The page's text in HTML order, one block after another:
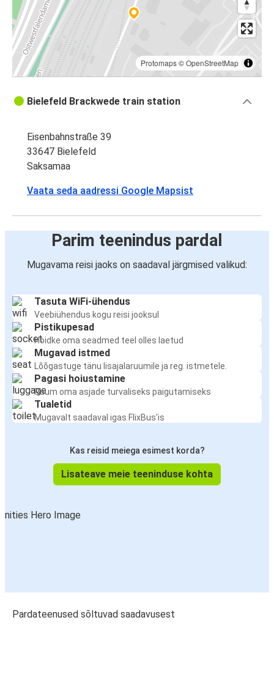
Protomaps©OpenStreetMap
Bielefeld Brackwede train station
Eisenbahnstraße 39
33647 Bielefeld
Saksamaa
Vaata seda aadressi Google Mapsist
Parim teenindus pardal
Mugavama reisi jaoks on saadaval järgmised valikud:
Tasuta WiFi-ühendus
Veebiühendus kogu reisi jooksul
Pistikupesad
Hoidke oma seadmed teel olles laetud
Mugavad istmed
Lõõgastuge tänu lisajalaruumile ja reg. istmetele.
Pagasi hoiustamine
Ruum oma asjade turvaliseks paigutamiseks
Tualetid
Mugavalt saadaval igas FlixBus'is
Kas reisid meiega esimest korda?
Lisateave meie teeninduse kohta
Pardateenused sõltuvad saadavusest